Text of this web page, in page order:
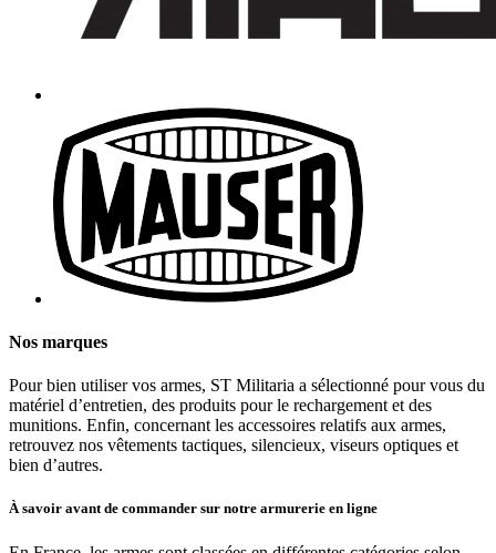
Nos marques
Pour bien utiliser vos armes, ST Militaria a sélectionné pour vous du
matériel d’entretien, des produits pour le rechargement et des
munitions. Enfin, concernant les accessoires relatifs aux armes,
retrouvez nos vêtements tactiques, silencieux, viseurs optiques et
bien d’autres.
À savoir avant de commander sur notre armurerie en ligne